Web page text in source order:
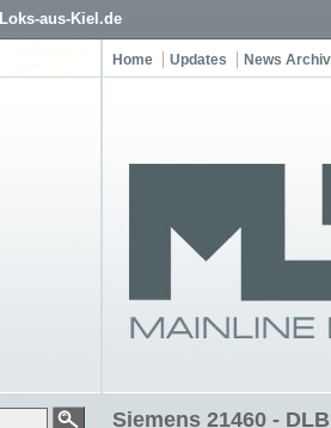
Loks-aus-Kiel.de
Home Updates News Archiv
Siemens 21460 -